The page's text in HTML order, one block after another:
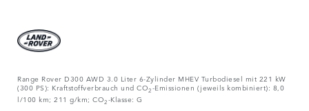
Range Rover D300 AWD 3.0 Liter 6-Zylinder MHEV Turbodiesel mit 221 kW
(300 PS): Kraftstoffverbrauch und CO2-Emissionen (jeweils kombiniert): 8,0
l/100 km; 211 g/km; CO2-Klasse: G